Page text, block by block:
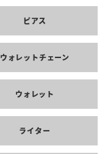
ピアス
ウォレットチェーン
ウォレット
ライター